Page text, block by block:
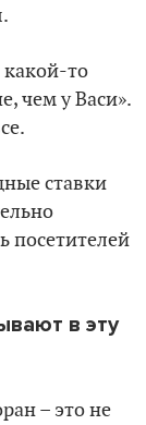
какой-то
чем у Васи».
ставки
посетителей
в эту
– это не